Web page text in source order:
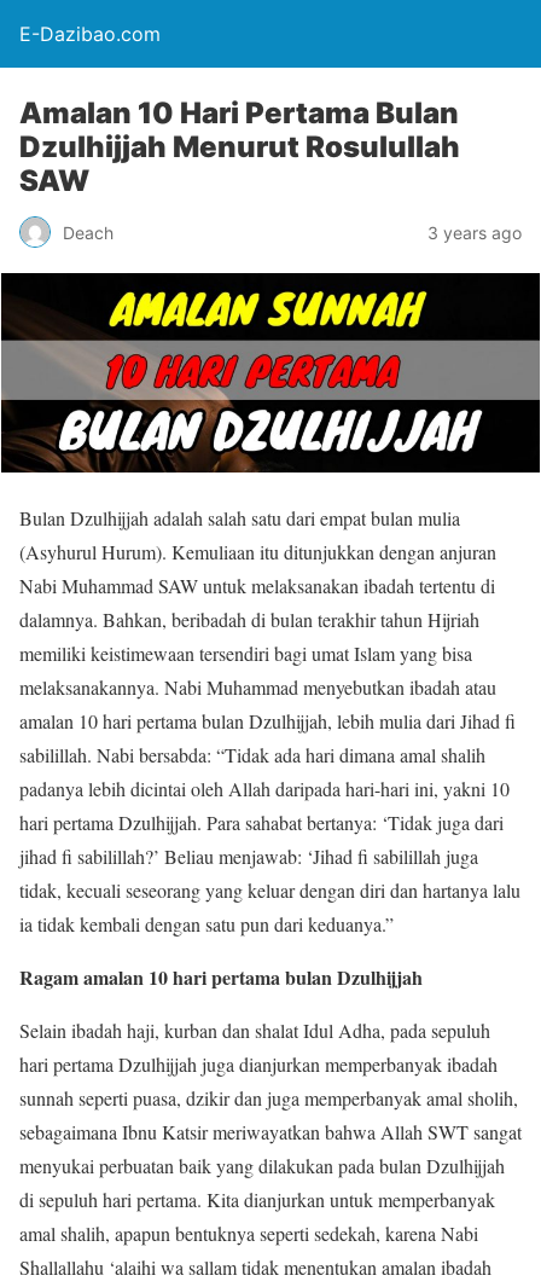
E-Dazibao.com
Amalan 10 Hari Pertama Bulan
Dzulhijjah Menurut Rosulullah
SAW
Deach 3 years ago
Bulan Dzulhijjah adalah salah satu dari empat bulan mulia
(Asyhurul Hurum). Kemuliaan itu ditunjukkan dengan anjuran
Nabi Muhammad SAW untuk melaksanakan ibadah tertentu di
dalamnya. Bahkan, beribadah di bulan terakhir tahun Hijriah
memiliki keistimewaan tersendiri bagi umat Islam yang bisa
melaksanakannya. Nabi Muhammad menyebutkan ibadah atau
amalan 10 hari pertama bulan Dzulhijjah, lebih mulia dari Jihad fi
sabilillah. Nabi bersabda: “Tidak ada hari dimana amal shalih
padanya lebih dicintai oleh Allah daripada hari-hari ini, yakni 10
hari pertama Dzulhijjah. Para sahabat bertanya: ‘Tidak juga dari
jihad fi sabilillah?’ Beliau menjawab: ‘Jihad fi sabilillah juga
tidak, kecuali seseorang yang keluar dengan diri dan hartanya lalu
ia tidak kembali dengan satu pun dari keduanya.”
Ragam amalan 10 hari pertama bulan Dzulhijjah
Selain ibadah haji, kurban dan shalat Idul Adha, pada sepuluh
hari pertama Dzulhijjah juga dianjurkan memperbanyak ibadah
sunnah seperti puasa, dzikir dan juga memperbanyak amal sholih,
sebagaimana Ibnu Katsir meriwayatkan bahwa Allah SWT sangat
menyukai perbuatan baik yang dilakukan pada bulan Dzulhijjah
di sepuluh hari pertama. Kita dianjurkan untuk memperbanyak
amal shalih, apapun bentuknya seperti sedekah, karena Nabi
Shallallahu ‘alaihi wa sallam tidak menentukan amalan ibadah